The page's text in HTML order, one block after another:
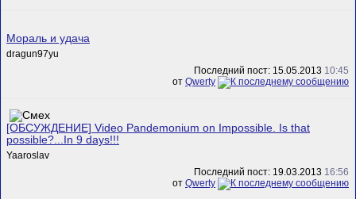
Мораль и удача
dragun97yu
Последний пост: 15.05.2013 10:45
от Qwerty
[ОБСУЖДЕНИЕ] Video Pandemonium on Impossible. Is that
possible?...In 9 days!!!
Yaaroslav
Последний пост: 19.03.2013 16:56
от Qwerty